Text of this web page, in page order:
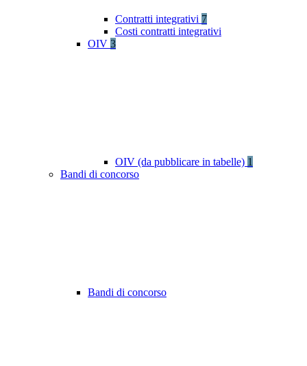
Contratti integrativi 7
Costi contratti integrativi
OIV 3
OIV (da pubblicare in tabelle) 1
Bandi di concorso
Bandi di concorso